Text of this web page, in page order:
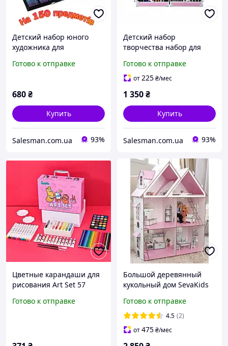
Детский набор юного
художника для
Art set 150 предметов
Готово к отправке
680₴
Купить
Salesman.com.ua 93%
Детский набор
творчества набор для
Готово к отправке
от225₴/мес
1 350₴
Купить
Salesman.com.ua 93%
Цветные карандаши для
рисования Art Set 57
фломастеров набор для
Готово к отправке
Большой деревянный
кукольный дом SevaKids
набором мебели -
трехэтажный домик для
игр, розовый
Готово к отправке
4.5 (2)
от475₴/мес